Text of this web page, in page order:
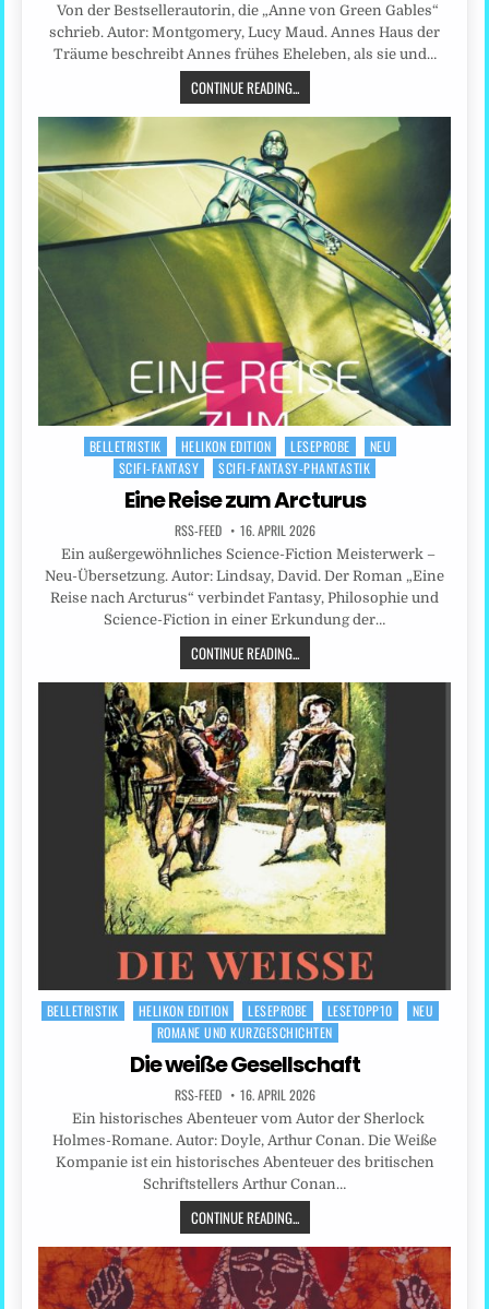
Von der Bestsellerautorin, die „Anne von Green Gables“
schrieb. Autor: Montgomery, Lucy Maud. Annes Haus der
Träume beschreibt Annes frühes Eheleben, als sie und…
CONTINUE READING...
Posted
BELLETRISTIK HELIKON EDITION LESEPROBE
NEU
SCIFI-FANTASY
SCIFI-FANTASY-PHANTASTIK
Eine Reise zum Arcturus
RSS-FEED 16. APRIL 2026
Ein außergewöhnliches Science-Fiction Meisterwerk –
Neu-Übersetzung. Autor: Lindsay, David. Der Roman „Eine
Reise nach Arcturus“ verbindet Fantasy, Philosophie und
Science-Fiction in einer Erkundung der…
CONTINUE READING...
Posted
BELLETRISTIK HELIKON EDITION LESEPROBE LESETOPP10
NEU
ROMANE UND KURZGESCHICHTEN
Die weiße Gesellschaft
RSS-FEED 16. APRIL 2026
Ein historisches Abenteuer vom Autor der Sherlock
Holmes-Romane. Autor: Doyle, Arthur Conan. Die Weiße
Kompanie ist ein historisches Abenteuer des britischen
Schriftstellers Arthur Conan…
CONTINUE READING...